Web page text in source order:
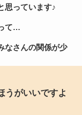
思っています♪
て…
なさんの関係が少
うがいいですよ